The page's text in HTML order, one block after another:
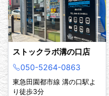
ストックラボ溝の口店
050-5264-0863
東急田園都市線 溝の口駅よ
り徒歩3分